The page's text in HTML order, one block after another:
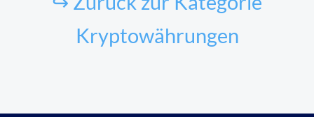
Kryptowährungen